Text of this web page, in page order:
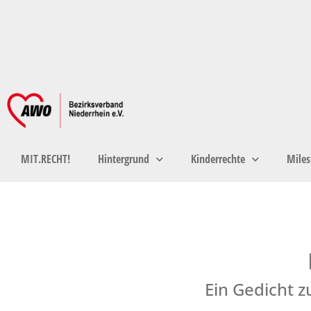
MIT.RECHT! Hintergrund Kinderrechte
Ein Gedicht